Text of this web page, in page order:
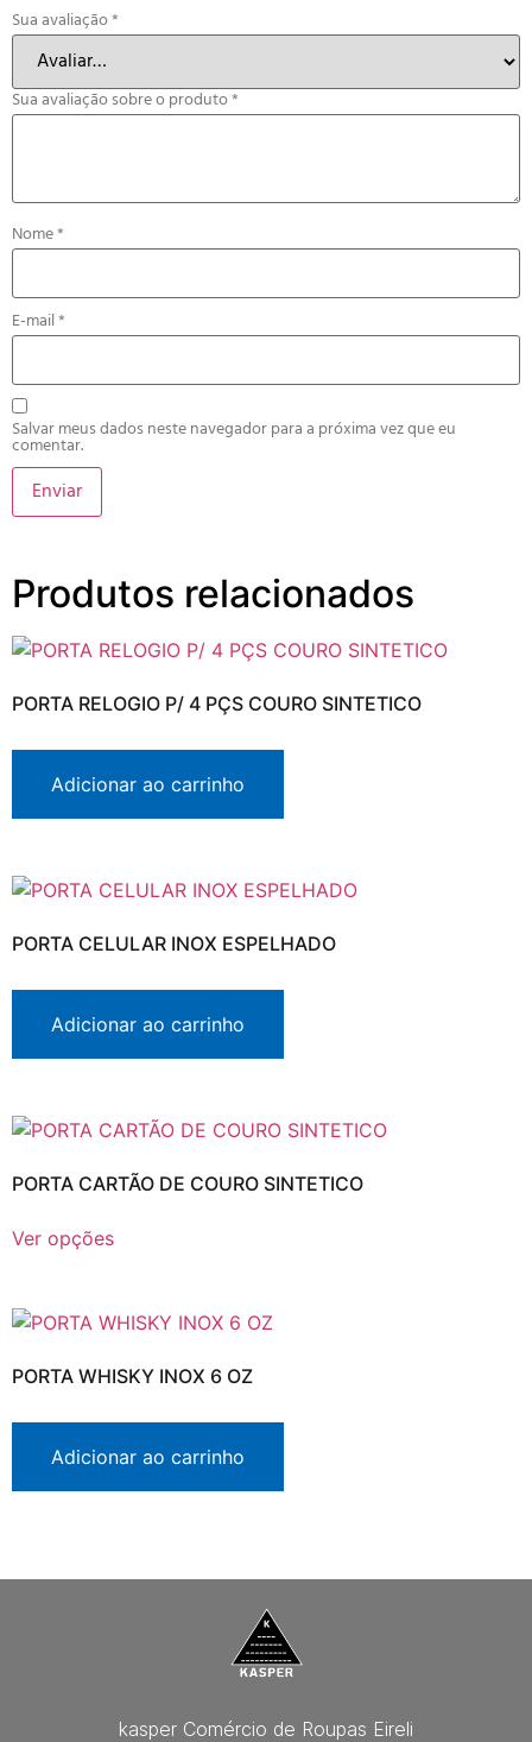
Sua avaliação*
Sua avaliação sobre o produto*
Nome*
E-mail*
Salvar meus dados neste navegador para a próxima vez que eu
comentar.
Produtos relacionados
PORTA RELOGIO P/ 4 PÇS COURO SINTETICO
Adicionar ao carrinho
PORTA CELULAR INOX ESPELHADO
Adicionar ao carrinho
PORTA CARTÃO DE COURO SINTETICO
Ver opções
PORTA WHISKY INOX 6 OZ
Adicionar ao carrinho
kasper Comércio de Roupas Eireli